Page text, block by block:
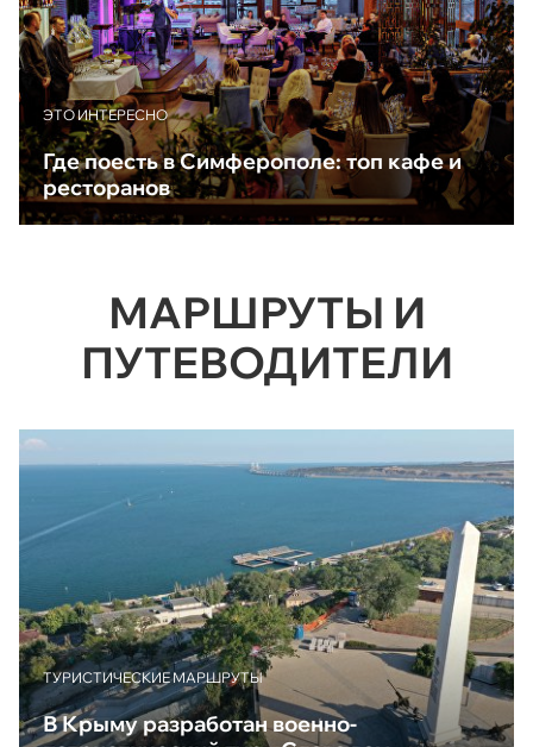
ЭТО ИНТЕРЕСНО
Где поесть в Симферополе: топ кафе и
ресторанов
МАРШРУТЫ И
ПУТЕВОДИТЕЛИ
ТУРИСТИЧЕСКИЕ МАРШРУТЫ
В Крыму разработан военно-